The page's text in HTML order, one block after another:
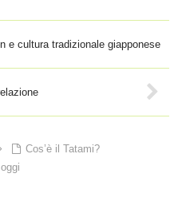
e cultura tradizionale giapponese
Cos’è il Tatami?